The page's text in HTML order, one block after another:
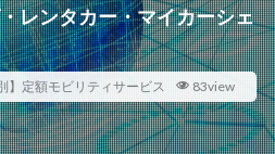
レンタカー・マイカーシェ
】定額モビリティサービス 83view